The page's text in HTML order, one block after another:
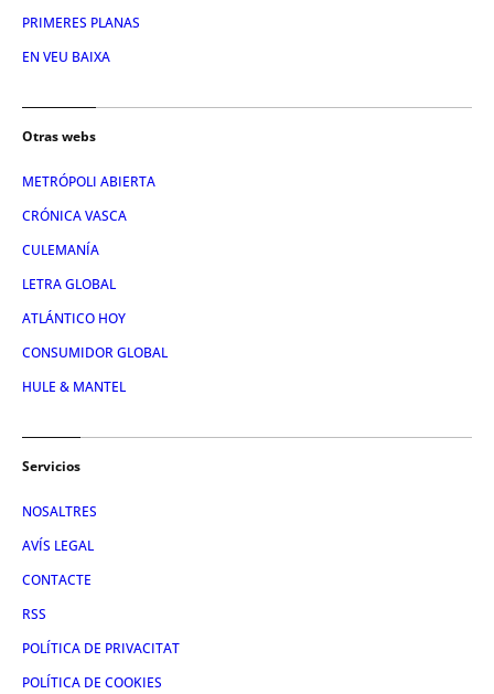
PRIMERES PLANAS
EN VEU BAIXA
Otras webs
METRÓPOLI ABIERTA
CRÓNICA VASCA
CULEMANÍA
LETRA GLOBAL
ATLÁNTICO HOY
CONSUMIDOR GLOBAL
HULE & MANTEL
Servicios
NOSALTRES
AVÍS LEGAL
CONTACTE
RSS
POLÍTICA DE PRIVACITAT
POLÍTICA DE COOKIES